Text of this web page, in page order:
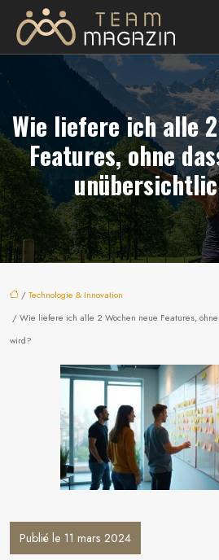
Wie liefere ich alle
Features, ohne
/Technologie & Innovation
/ Wie liefere ich alle 2 Wochen neue Features,
wird?
Publié le 11 mars 2024